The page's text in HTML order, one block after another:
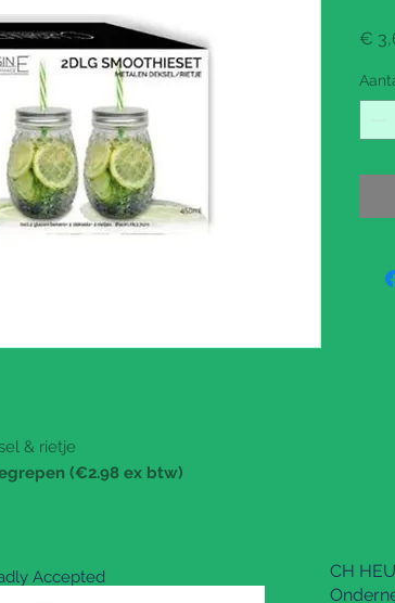
& rietje
(€2.98 ex btw)
€
Accepted
CH